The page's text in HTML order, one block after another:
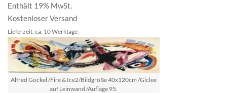
Enthält 19% MwSt.
Kostenloser Versand
Lieferzeit: ca. 10 Werktage
Alfred Gockel /Fire & Ice2/Bildgröße 40x120cm /Giclee
auf Leinwand /Auflage 95.